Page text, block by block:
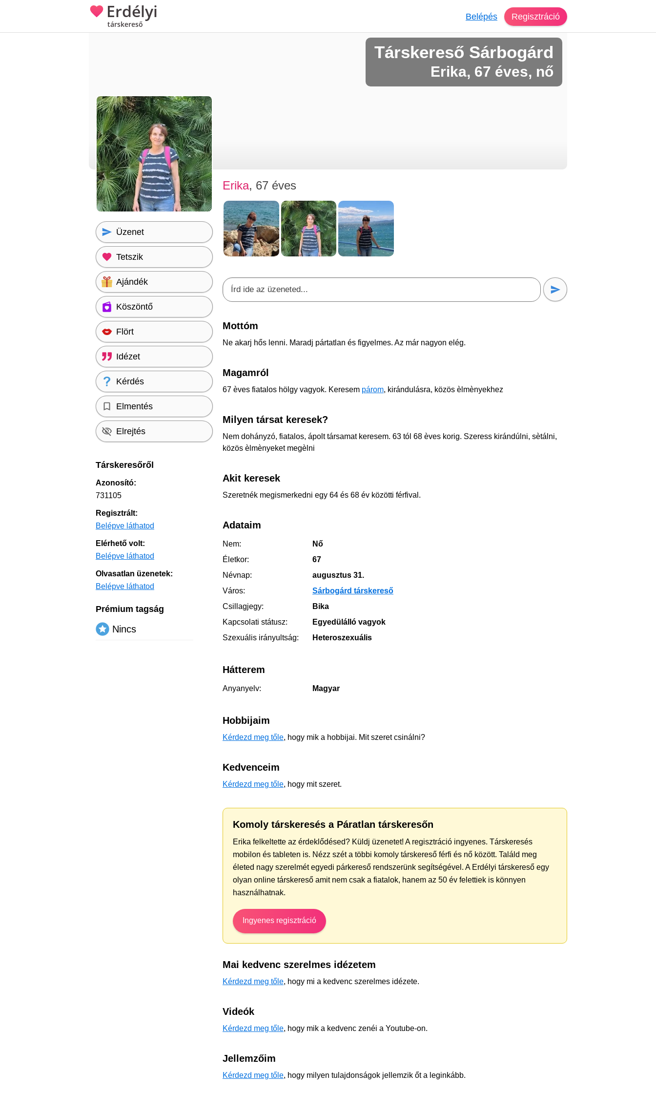
Erdélyi
társkereső
Belépés Regisztráció
Társkereső Sárbogárd
Erika, 67 éves, nő
Erika, 67 éves
Mottóm
Ne akarj hős lenni. Maradj pártatlan és figyelmes. Az már nagyon elég.
Magamról
67 èves fiatalos hölgy vagyok. Keresem párom, kirándulásra, közös èlmènyekhez
Milyen társat keresek?
Nem dohányzó, fiatalos, ápolt társamat keresem. 63 tól 68 èves korig. Szeress kirándúlni, sètálni,
közös èlmènyeket megèlni
Akit keresek
Szeretnék megismerkedni egy 64 és 68 év közötti férfival.
Adataim
Nem:
Nő
Életkor:
67
Névnap:
augusztus 31.
Város:
Sárbogárd társkereső
Csillagjegy:
Bika
Kapcsolati státusz:
Egyedülálló vagyok
Szexuális irányultság:
Heteroszexuális
Hátterem
Anyanyelv: Magyar
Hobbijaim
Kérdezd meg tőle, hogy mik a hobbijai. Mit szeret csinálni?
Kedvenceim
Kérdezd meg tőle, hogy mit szeret.
Komoly társkeresés a Páratlan társkeresőn
Erika felkeltette az érdeklődésed? Küldj üzenetet! A regisztráció ingyenes. Társkeresés
mobilon és tableten is. Nézz szét a többi komoly társkereső férfi és nő között. Találd meg
életed nagy szerelmét egyedi párkereső rendszerünk segítségével. A Erdélyi társkereső egy
olyan online társkereső amit nem csak a fiatalok, hanem az 50 év felettiek is könnyen
használhatnak.
Ingyenes regisztráció
Mai kedvenc szerelmes idézetem
Kérdezd meg tőle, hogy mi a kedvenc szerelmes idézete.
Videók
Kérdezd meg tőle, hogy mik a kedvenc zenéi a Youtube-on.
Jellemzőim
Kérdezd meg tőle, hogy milyen tulajdonságok jellemzik őt a leginkább.
Üzenet
Tetszik
Ajándék
Köszöntő
Flört
Idézet
Kérdés
Elmentés
Elrejtés
Társkeresőről
Azonosító:
731105
Regisztrált:
Belépve láthatod
Elérhető volt:
Belépve láthatod
Olvasatlan üzenetek:
Belépve láthatod
Prémium tagság
Nincs